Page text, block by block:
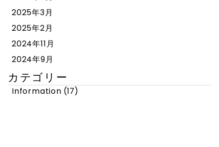
2025年3月
2025年2月
2024年11月
2024年9月
カテゴリー
Information (17)